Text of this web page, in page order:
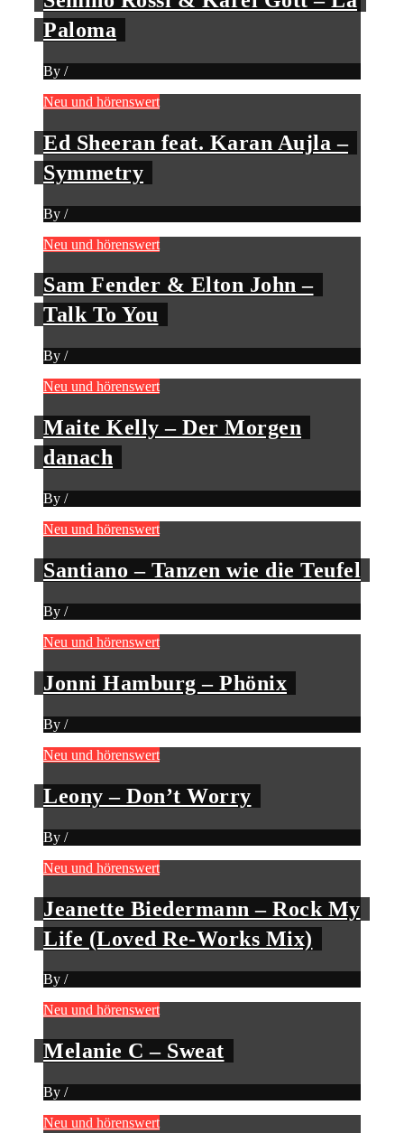
Paloma
By /
Neu und hörenswert
Ed Sheeran feat. Karan Aujla –
Symmetry
By /
Neu und hörenswert
Sam Fender & Elton John –
Talk To You
By /
Neu und hörenswert
Maite Kelly – Der Morgen
danach
By /
Neu und hörenswert
Santiano – Tanzen wie die Teufel
By /
Neu und hörenswert
Jonni Hamburg – Phönix
By /
Neu und hörenswert
Leony – Don’t Worry
By /
Neu und hörenswert
Jeanette Biedermann – Rock My
Life (Loved Re-Works Mix)
By /
Neu und hörenswert
Melanie C – Sweat
By /
Neu und hörenswert